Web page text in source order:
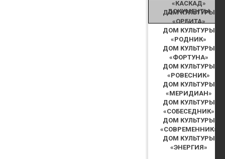
«КАСКАД»
ДОМ КУЛЬТУРЫ
«ОРБИТА»
ДОМ КУЛЬТУРЫ
«РОДНИК»
ДОМ КУЛЬТУРЫ
«ФОРТУНА»
ДОМ КУЛЬТУРЫ
«РОВЕСНИК»
ДОМ КУЛЬТУРЫ
«МЕРИДИАН»
ДОМ КУЛЬТУРЫ
«СОБЕСЕДНИК»
ДОМ КУЛЬТУРЫ
«СОВРЕМЕННИК»
ДОМ КУЛЬТУРЫ
«ЭНЕРГИЯ»
ДОКУМЕНТЫ